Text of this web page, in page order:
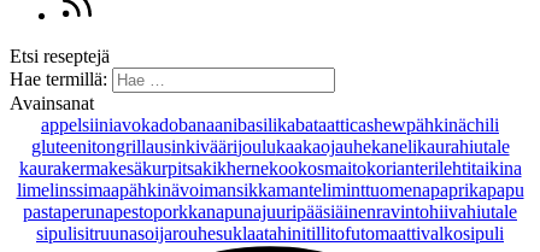
Etsi reseptejä
Hae termillä:
Avainsanat
appelsiiniavokadobanaanibasilikabataatticashewpähkinächili
gluteenitongrillausinkiväärijoulukaakaojauhekanelikaurahiutale
kaurakermakesäkurpitsakikhernekookosmaitokorianterilehtitaikina
limelinssimaapähkinävoimansikkamanteliminttuomenapaprikapapu
pastaperunapestoporkkanapunajuuripääsiäinenravintohiivahiutale
sipulisitruunasoijarouhesuklaatahinitillitofutomaattivalkosipuli